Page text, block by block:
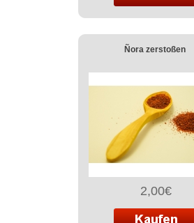
Ñora zerstoßen
2,00€